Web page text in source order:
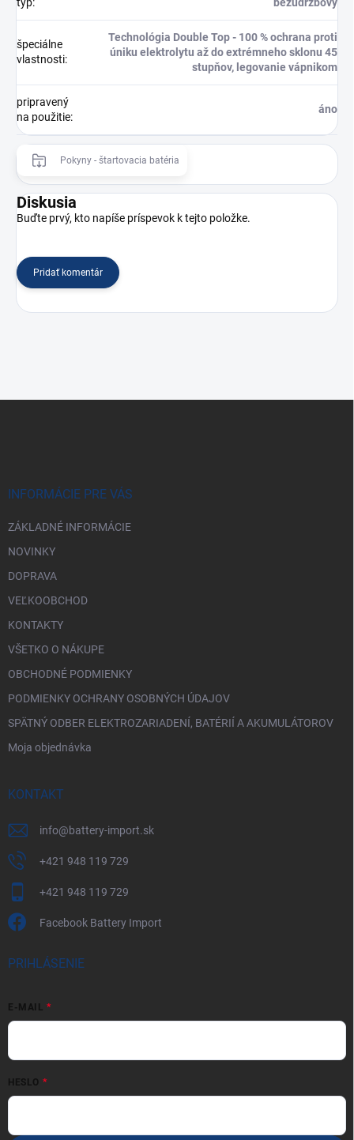
špeciálne
vlastnosti:
Technológia Double Top - 100 % ochrana proti
úniku elektrolytu až do extrémneho sklonu 45
stupňov, legovanie vápnikom
pripravený
na použitie:
áno
Pokyny - štartovacia batéria
Diskusia
Buďte prvý, kto napíše príspevok k tejto položke.
Pridať komentár
INFORMÁCIE PRE VÁS
ZÁKLADNÉ INFORMÁCIE
NOVINKY
DOPRAVA
VEĽKOOBCHOD
KONTAKTY
VŠETKO O NÁKUPE
OBCHODNÉ PODMIENKY
PODMIENKY OCHRANY OSOBNÝCH ÚDAJOV
SPÄTNÝ ODBER ELEKTROZARIADENÍ, BATÉRIÍ A AKUMULÁTOROV
Moja objednávka
KONTAKT
info@battery-import.sk
+421 948 119 729
+421 948 119 729
Facebook Battery Import
PRIHLÁSENIE
E-MAIL
HESLO